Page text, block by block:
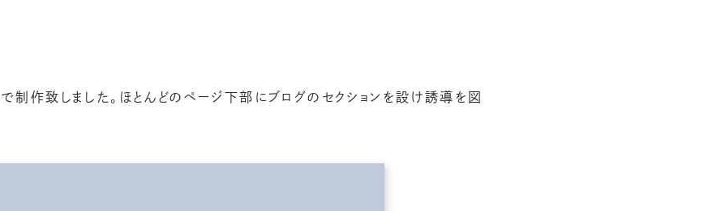
制作致しました。ほとんどのページ下部にブログのセクションを設け誘導を図